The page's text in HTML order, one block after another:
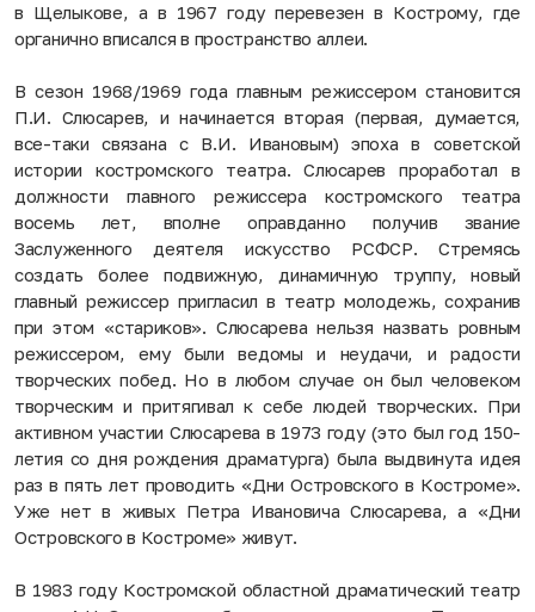
в Щелыкове, а в 1967 году перевезен в Кострому, где
органично вписался в пространство аллеи.
В сезон 1968/1969 года главным режиссером становится
П.И. Слюсарев, и начинается вторая (первая, думается,
все-таки связана с В.И. Ивановым) эпоха в советской
истории костромского театра. Слюсарев проработал в
должности главного режиссера костромского театра
восемь лет, вполне оправданно получив звание
Заслуженного деятеля искусство РСФСР. Стремясь
создать более подвижную, динамичную труппу, новый
главный режиссер пригласил в театр молодежь, сохранив
при этом «стариков». Слюсарева нельзя назвать ровным
режиссером, ему были ведомы и неудачи, и радости
творческих побед. Но в любом случае он был человеком
творческим и притягивал к себе людей творческих. При
активном участии Слюсарева в 1973 году (это был год 150-
летия со дня рождения драматурга) была выдвинута идея
раз в пять лет проводить «Дни Островского в Костроме».
Уже нет в живых Петра Ивановича Слюсарева, а «Дни
Островского в Костроме» живут.
В 1983 году Костромской областной драматический театр